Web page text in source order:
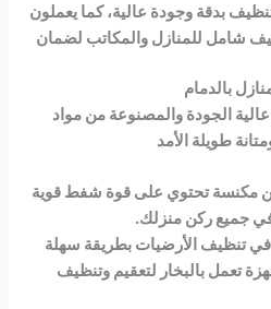
بدقة وجودة عالية، كما يعملون
شامل للمنازل والمكاتب لضمان
بالدمام
الجودة والمصنوعة من مواد
طويلة الأمد
مكنسة تحتوي على قوة شفط قوية
في جميع ركن منزلك.
تنظيف الأرضيات بطريقة سهلة
تعمل بالبخار لتعقيم وتنظيف